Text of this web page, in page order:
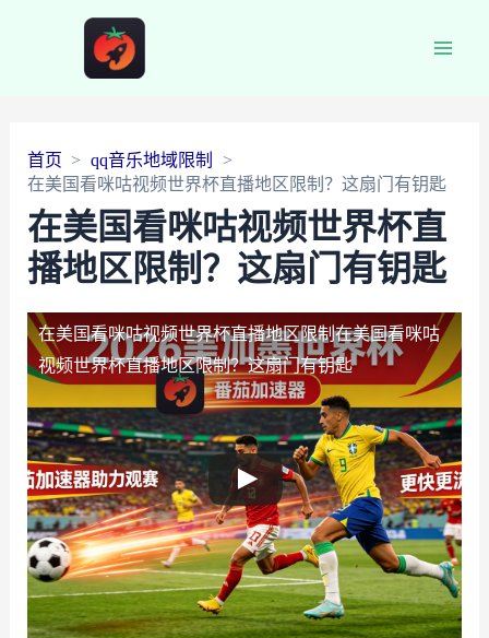
首页
qq音乐地域限制
在美国看咪咕视频世界杯直播地区限制？这扇门有钥匙
在美国看咪咕视频世界杯直
播地区限制？这扇门有钥匙
在美国看咪咕视频世界杯直播地区限制在美国看咪咕
视频世界杯直播地区限制？这扇门有钥匙